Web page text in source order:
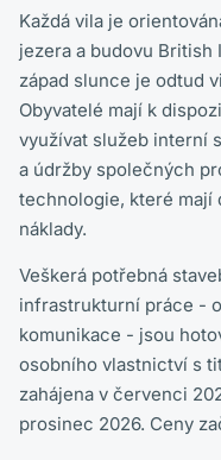
Každá vila je
jezera a budovu
západ slunce je odtud
Obyvatelé mají k
využívat služeb interní
a údržby společných
technologie, které mají
náklady.
Veškerá potřebná
infrastrukturní práce -
komunikace - jsou
osobního vlastnictví s
zahájena v červenci
prosinec 2026. Ceny